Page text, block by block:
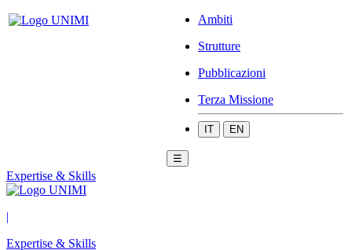
Ambiti
Strutture
Pubblicazioni
Terza Missione
IT EN
☰
Expertise & Skills
|
Expertise & Skills